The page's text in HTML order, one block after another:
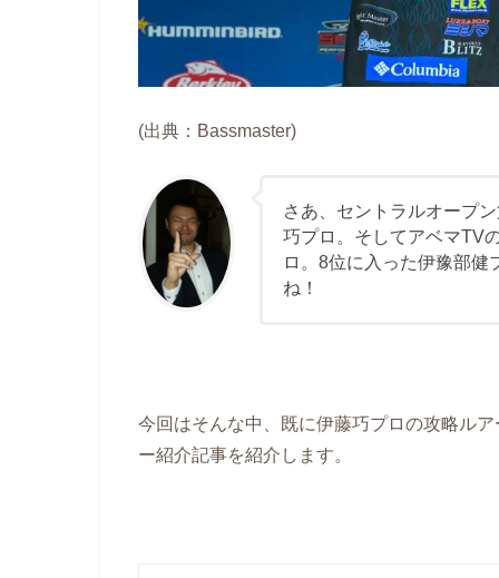
(出典：Bassmaster)
さあ、セントラルオープ
巧プロ。そしてアベマTV
ロ。8位に入った伊豫部健
ね！
今回はそんな中、既に伊藤巧プロの攻略ル
ー紹介記事を紹介します。